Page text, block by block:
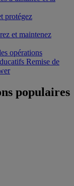
protégez
et maintenez
opérations
Remise de
populaires